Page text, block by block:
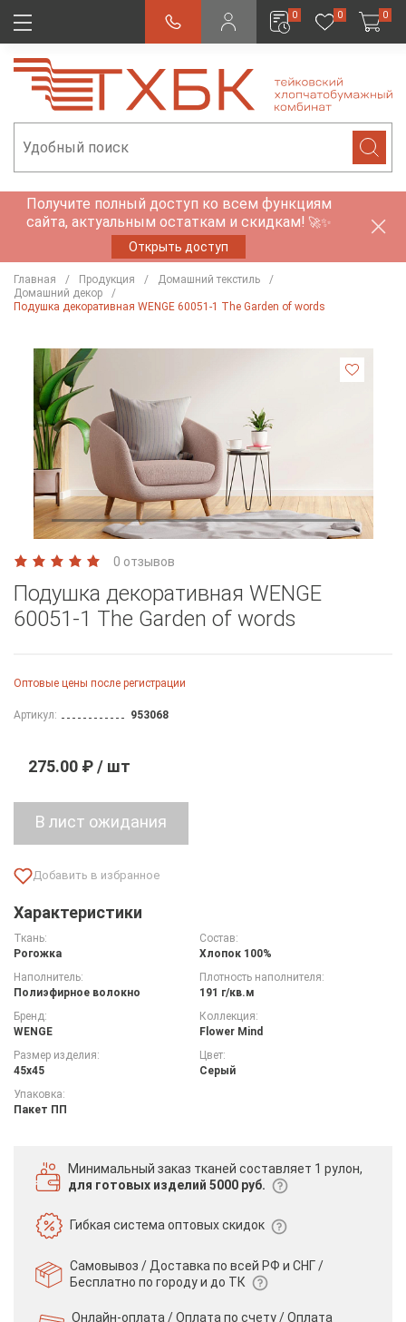
0 0 0
Получите полный доступ ко всем функциям
сайта, актуальным остаткам и скидкам! 🚀✨
Открыть доступ
Главная Продукция
Домашний текстиль
Домашний декор
Подушка декоративная WENGE 60051-1 The Garden of words
0 отзывов
Подушка декоративная WENGE
60051-1 The Garden of words
Оптовые цены после регистрации
Артикул: 953068
275.00 ₽ / шт
Характеристики
Ткань:
Рогожка
Состав:
Хлопок 100%
Наполнитель:
Полиэфирное волокно
Плотность наполнителя:
191 г/кв.м
Бренд:
WENGE
Коллекция:
Flower Mind
Размер изделия:
45х45
Цвет:
Серый
Упаковка:
Пакет ПП
Минимальный заказ тканей составляет 1 рулон,
для готовых изделий 5000 руб.
Гибкая системаоптовых скидок
Самовывоз / Доставка по всей РФ и СНГ /
Бесплатно по городу и до ТК
Онлайн-оплата / Оплата по счету /Оплата